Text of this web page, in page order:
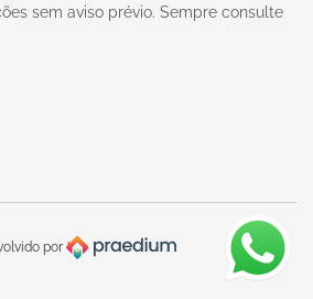
sem aviso prévio. Sempre consulte
por